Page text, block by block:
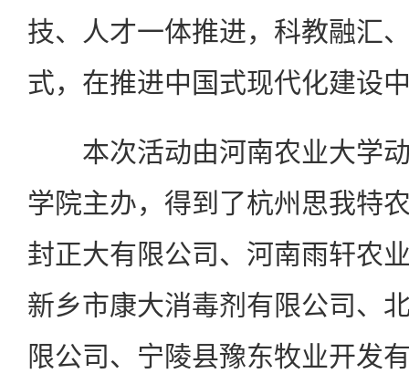
技、人才一体推进，科教融汇
式，在推进中国式现代化建设
本次活动由河南农业大学动
学院主办，得到了杭州思我特
封正大有限公司、河南雨轩农
新乡市康大消毒剂有限公司、
限公司、宁陵县豫东牧业开发